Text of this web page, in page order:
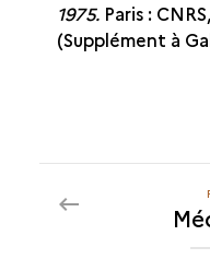
1975. Paris :
(Supplément à